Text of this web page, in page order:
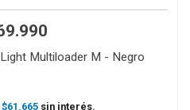
Multiloader M - Negro
$61.665 sin interés.